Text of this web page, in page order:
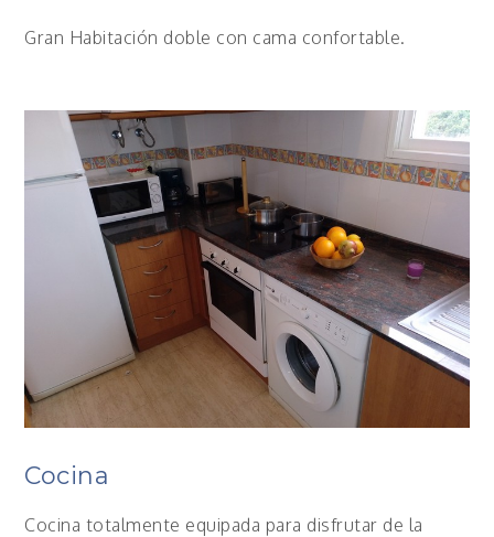
Gran Habitación doble con cama confortable.
Cocina
Cocina totalmente equipada para disfrutar de la